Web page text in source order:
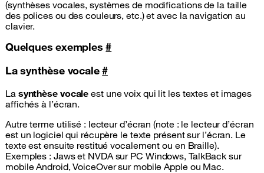
(synthèses vocales, systèmes de modifications de la taille
des polices ou des couleurs, etc.) et avec la navigation au
clavier.
Quelques exemples#
La synthèse vocale#
La synthèse vocale est une voix qui lit les textes et images
affichés à l’écran.
Autre terme utilisé : lecteur d’écran (note : le lecteur d’écran
est un logiciel qui récupère le texte présent sur l’écran. Le
texte est ensuite restitué vocalement ou en Braille).
Exemples : Jaws et NVDA sur PC Windows, TalkBack sur
mobile Android, VoiceOver sur mobile Apple ou Mac.